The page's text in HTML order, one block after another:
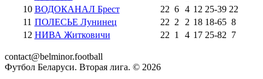
10 ВОДОКАНАЛ Брест 22 6 4 12 25-39 22
11 ПОЛЕСЬЕ Лунинец 22 2 2 18 18-65 8
12 НИВА Житковичи 22 1 4 17 25-82 7
contact@belminor.football
Футбол Беларуси. Вторая лига. © 2026